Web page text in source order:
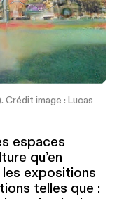
Crédit image : Lucas
espaces
qu’en
les expositions
telles que :